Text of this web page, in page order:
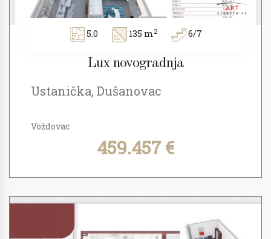
5.0 135 m2 6/7
Lux novogradnja
Ustanička, Dušanovac
Voždovac
459.457 €